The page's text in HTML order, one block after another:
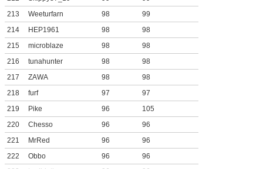
213
Weeturfarn 98
99
214
HEP1961 98
98
215
microblaze 98
98
216
tunahunter 98
98
217
ZAWA 98
98
218
furf 97
97
219
Pike 96
105
220
Chesso 96
96
221
MrRed 96
96
222
Obbo 96
96